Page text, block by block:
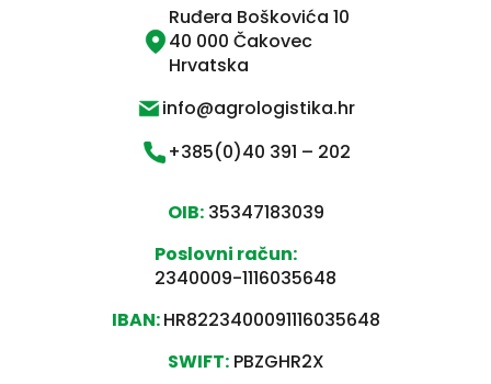
Ruđera Boškovića 10
40 000 Čakovec
Hrvatska
info@agrologistika.hr
+385(0)40 391 – 202
OIB:35347183039
Poslovni račun:
2340009-1116035648
IBAN:HR8223400091116035648
SWIFT:PBZGHR2X